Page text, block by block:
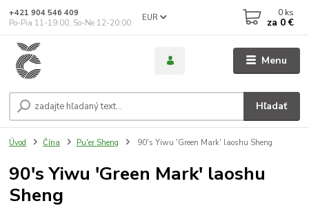
Menu
EUR
Hľadať
+421 904 546 409
Po-Pia 11-19:00, So-Ne 12-20:00
0 ks
za 0 €
Úvod Čína Pu'er Sheng 90's Yiwu 'Green Mark' laoshu Sheng
90's Yiwu 'Green Mark' laoshu
Sheng